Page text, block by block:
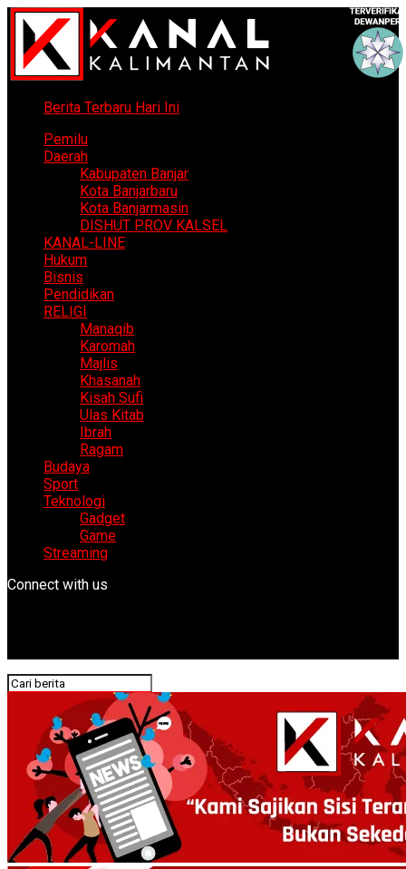
Berita Terbaru Hari Ini
Pemilu
Daerah
Kabupaten Banjar
Kota Banjarbaru
Kota Banjarmasin
DISHUT PROV KALSEL
KANAL-LINE
Hukum
Bisnis
Pendidikan
RELIGI
Manaqib
Karomah
Majlis
Khasanah
Kisah Sufi
Ulas Kitab
Ibrah
Ragam
Budaya
Sport
Teknologi
Gadget
Game
Streaming
Connect with us